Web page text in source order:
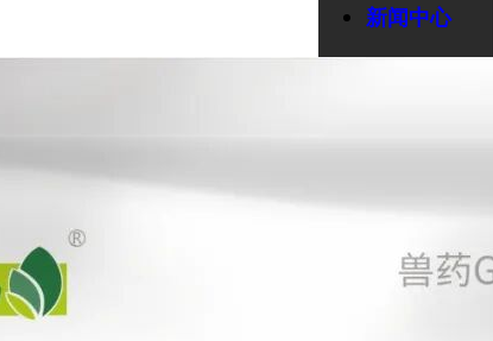
新闻中心